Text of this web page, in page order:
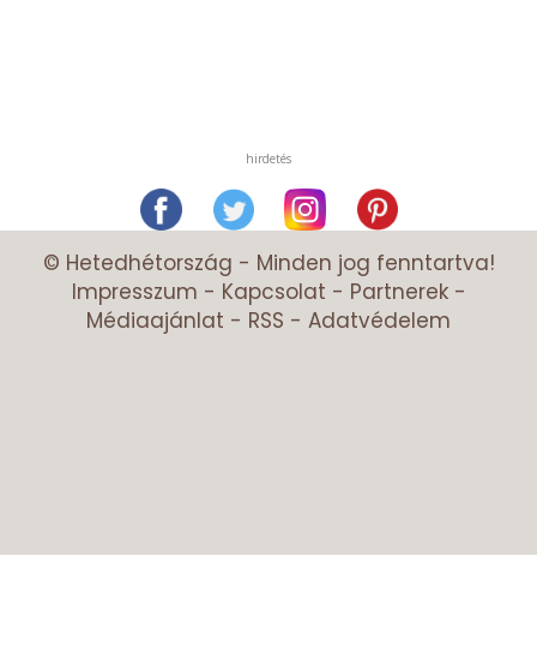
hirdetés
© Hetedhétország - Minden jog fenntartva!
Impresszum - Kapcsolat - Partnerek-
Médiaajánlat - RSS - Adatvédelem